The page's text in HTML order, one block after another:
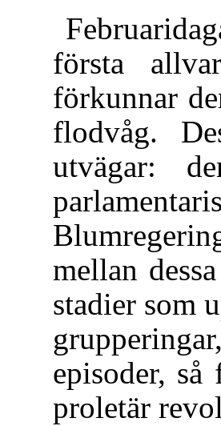
första
förkunnar
flodvåg.
utvägar:
mellan
stadier som
episoder,
proletär